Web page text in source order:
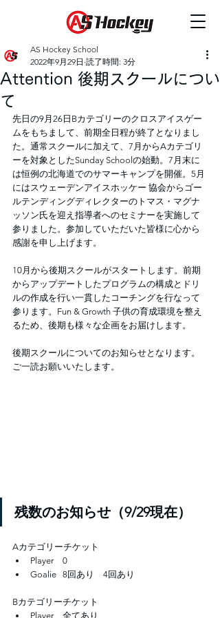
Attention 後期スクールについ
て
AS Hockey School
2022年9月29日 読了時間: 3分
先日の9月26日Bカテゴリーのクロスアイスゲー
ムをもちまして、前期全日程が終了となりまし
た。通常スクールに加えて、7月からAカテゴリ
ーを対象としたSunday Schoolの始動。7月末に
は恒例の北海道でのサマーキャンプを開催。5月
にはスウェーデンアイスホッケー 協会からゴー
ルテンディングディレクターのトマス・マグナ
ッソン氏を迎え指導者へのセミナーを実施して
参りました。参加していただいた皆様に心から
感謝を申し上げます。
10月から後期スクールがスタートします。前期
からアップデートしたプログラムの構成とドリ
ルの作成を行い一貫したコーチングを行なって
参ります。Fun & Growth 子供の育成環境を整え
るため、後期も様々な企画をお届けします。
後期スクールについてのお知らせとなります。
ご一読お願いいたします。
残数のお知らせ（9/29現在）
Aカテゴリーチケット
Player　0
Goalie   8回あり　4回あり
Bカテゴリーチケット
Player　全てあり